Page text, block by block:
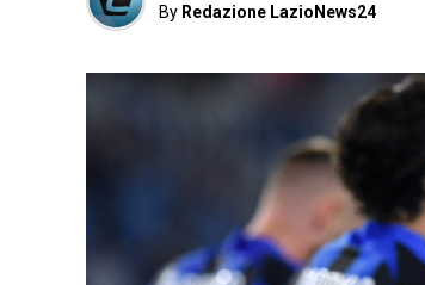
By Redazione LazioNews24